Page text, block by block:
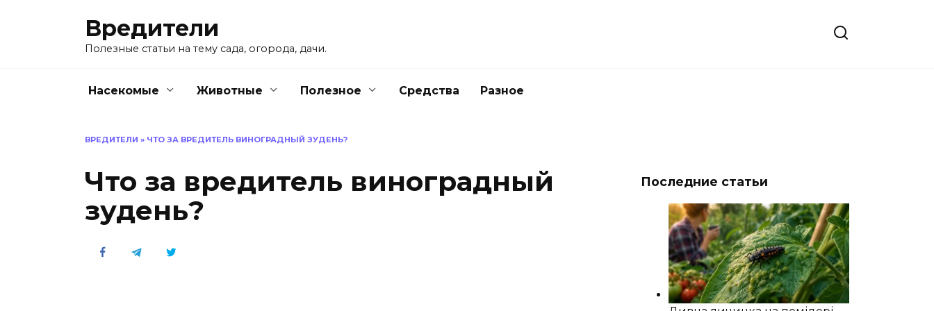
Вредители
Полезные статьи на тему сада, огорода, дачи.
Насекомые Животные Полезное Средства Разное
ВРЕДИТЕЛИ » ЧТО ЗА ВРЕДИТЕЛЬ ВИНОГРАДНЫЙ ЗУДЕНЬ?
Что за вредитель виноградный
зудень?
Последние статьи